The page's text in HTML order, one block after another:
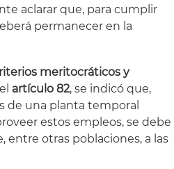
aclarar que, para cumplir
permanecer en la
meritocráticos y
artículo 82, se indicó que,
de una planta temporal
estos empleos, se debe
entre otras poblaciones, a las